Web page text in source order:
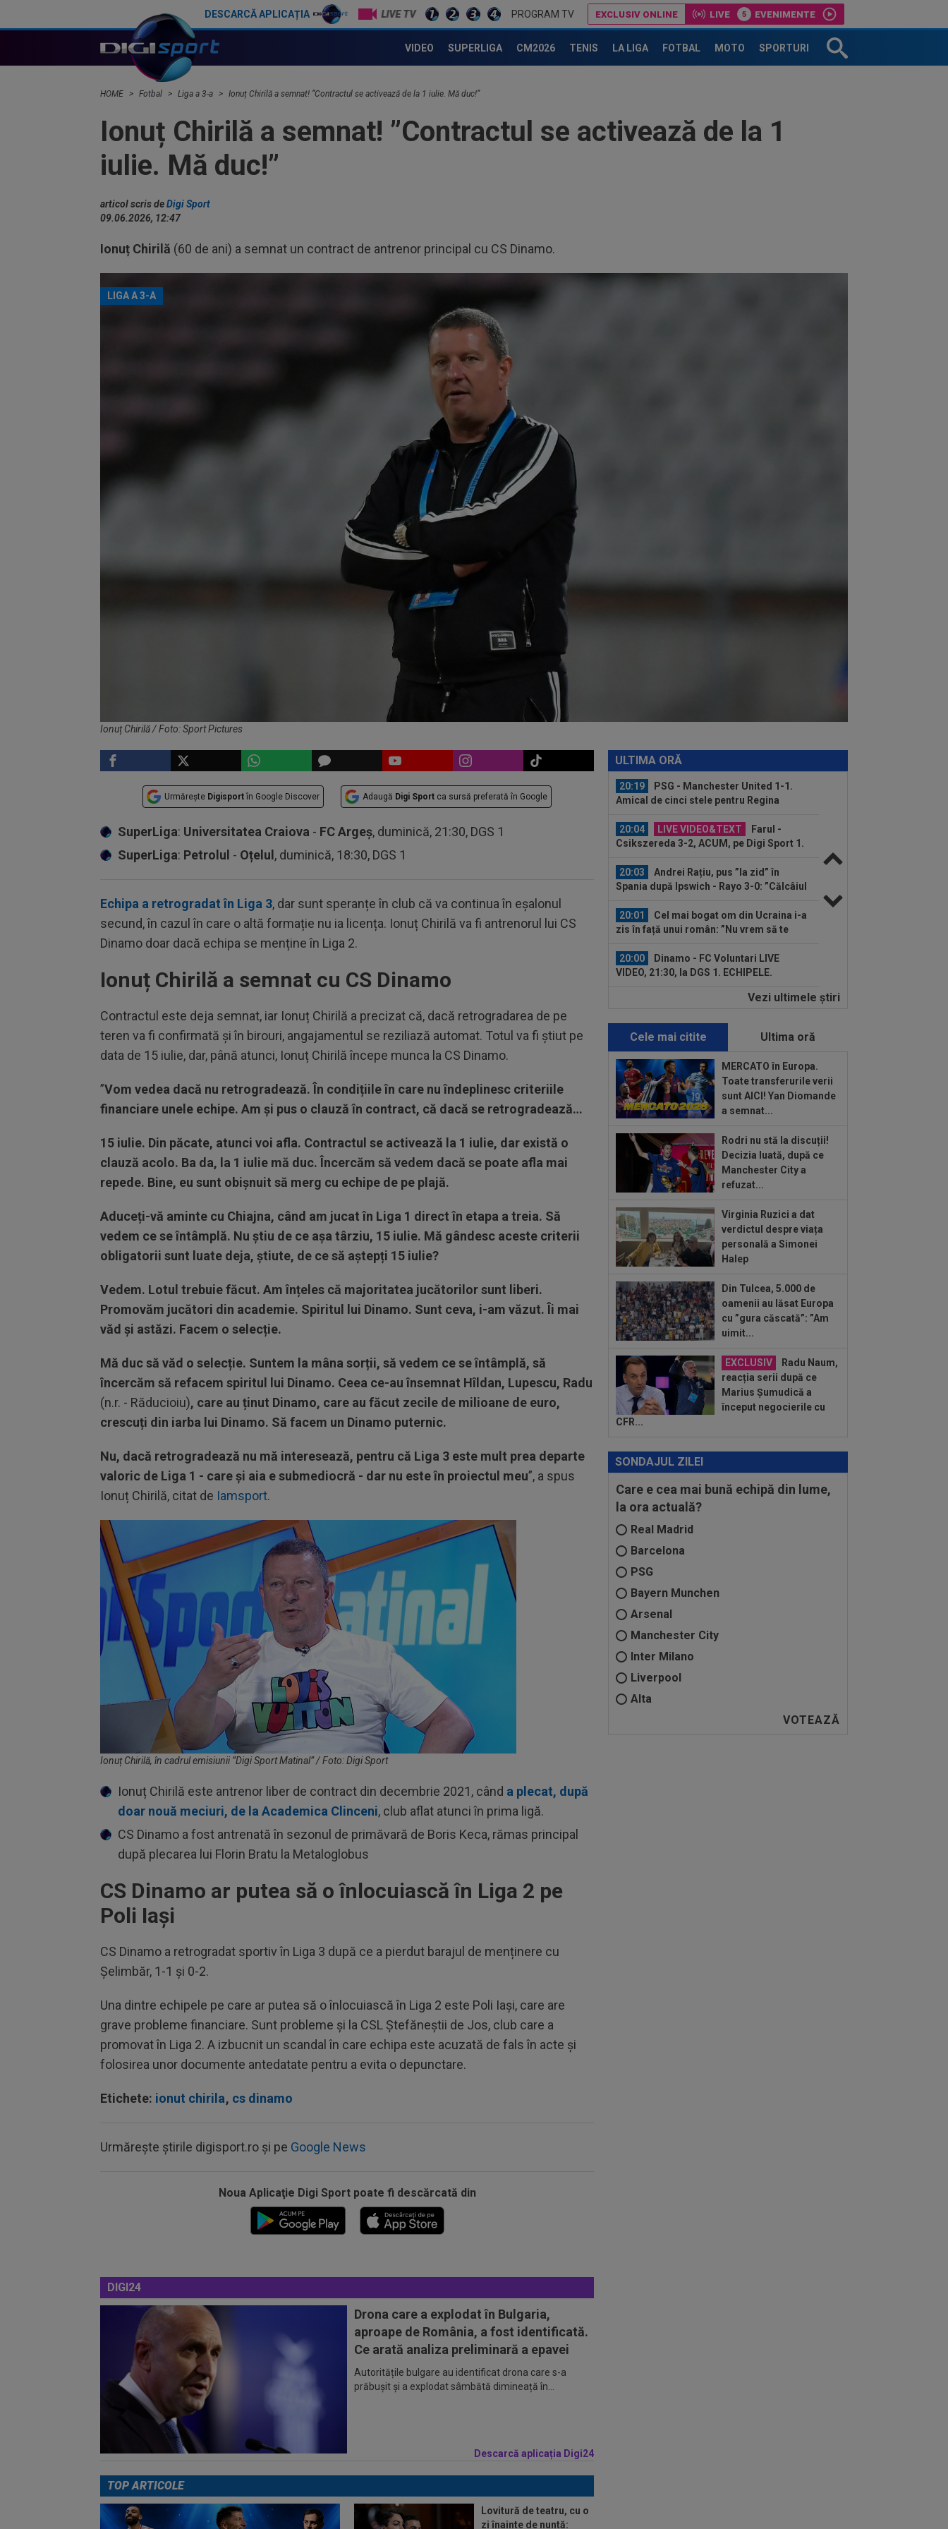
DESCARCĂ APLICAȚIA LIVE TV PROGRAM TV EXCLUSIV ONLINE LIVE EVENIMENTE
VIDEO SUPERLIGA CM2026 TENIS LA LIGA FOTBAL MOTO SPORTURI
HOME Fotbal Liga a 3-a Ionuț Chirilă a semnat! ”Contractul se activează de la 1 iulie. Mă duc!”
Ionuț Chirilă a semnat! ”Contractul se activează de la 1
iulie. Mă duc!”
articol scris deDigi Sport
09.06.2026, 12:47
Ionuț Chirilă (60 de ani) a semnat un contract de antrenor principal cu CS Dinamo.
LIGA A 3-A
Ionuț Chirilă / Foto: Sport Pictures
Urmărește Digisport în Google Discover Adaugă Digi Sport ca sursă preferată în Google
SuperLiga: Universitatea Craiova - FC Argeș, duminică, 21:30, DGS 1
SuperLiga: Petrolul - Oțelul , duminică, 18:30, DGS 1
Echipa a retrogradat în Liga 3, dar sunt speranțe în club că va continua în eșalonul
secund, în cazul în care o altă formație nu ia licența. Ionuț Chirilă va fi antrenorul lui CS
Dinamo doar dacă echipa se menține în Liga 2.
Ionuț Chirilă a semnat cu CS Dinamo
Contractul este deja semnat, iar Ionuț Chirilă a precizat că, dacă retrogradarea de pe
teren va fi confirmată și în birouri, angajamentul se reziliază automat. Totul va fi știut pe
data de 15 iulie, dar, până atunci, Ionuț Chirilă începe munca la CS Dinamo.
”Vom vedea dacă nu retrogradează. În condițiile în care nu îndeplinesc criteriile
financiare unele echipe. Am și pus o clauză în contract, că dacă se retrogradează…
15 iulie. Din păcate, atunci voi afla. Contractul se activează la 1 iulie, dar există o
clauză acolo. Ba da, la 1 iulie mă duc. Încercăm să vedem dacă se poate afla mai
repede. Bine, eu sunt obișnuit să merg cu echipe de pe plajă.
Aduceți-vă aminte cu Chiajna, când am jucat în Liga 1 direct în etapa a treia. Să
vedem ce se întâmplă. Nu știu de ce așa târziu, 15 iulie. Mă gândesc aceste criterii
obligatorii sunt luate deja, știute, de ce să aștepți 15 iulie?
Vedem. Lotul trebuie făcut. Am înțeles că majoritatea jucătorilor sunt liberi.
Promovăm jucători din academie. Spiritul lui Dinamo. Sunt ceva, i-am văzut. Îi mai
văd și astăzi. Facem o selecție.
Mă duc să văd o selecție. Suntem la mâna sorții, să vedem ce se întâmplă, să
încercăm să refacem spiritul lui Dinamo. Ceea ce-au însemnat Hîldan, Lupescu, Radu
(n.r. - Răducioiu), care au ținut Dinamo, care au făcut zecile de milioane de euro,
crescuți din iarba lui Dinamo. Să facem un Dinamo puternic.
Nu, dacă retrogradează nu mă interesează, pentru că Liga 3 este mult prea departe
valoric de Liga 1 - care și aia e submediocră - dar nu este în proiectul meu”, a spus
Ionuț Chirilă, citat de Iamsport.
Ionuț Chirilă, în cadrul emisiunii ”Digi Sport Matinal” / Foto: Digi Sport
Ionuț Chirilă este antrenor liber de contract din decembrie 2021, când a plecat, după
doar nouă meciuri, de la Academica Clinceni, club aflat atunci în prima ligă.
CS Dinamo a fost antrenată în sezonul de primăvară de Boris Keca, rămas principal
după plecarea lui Florin Bratu la Metaloglobus
CS Dinamo ar putea să o înlocuiască în Liga 2 pe
Poli Iași
CS Dinamo a retrogradat sportiv în Liga 3 după ce a pierdut barajul de menținere cu
Șelimbăr, 1-1 și 0-2.
Una dintre echipele pe care ar putea să o înlocuiască în Liga 2 este Poli Iași, care are
grave probleme financiare. Sunt probleme și la CSL Ștefăneștii de Jos, club care a
promovat în Liga 2. A izbucnit un scandal în care echipa este acuzată de fals în acte și
folosirea unor documente antedatate pentru a evita o depunctare.
Etichete: ionut chirila, cs dinamo
Urmărește știrile digisport.ro și pe Google News
Noua Aplicaţie Digi Sport poate fi descărcată din
DIGI24
Drona care a explodat în Bulgaria,
aproape de România, a fost identificată.
Ce arată analiza preliminară a epavei
Autoritățile bulgare au identificat drona care s-a
prăbușit și a explodat sâmbătă dimineață în...
Descarcă aplicația Digi24
ULTIMA ORĂ
român la următoarea echipă: ”În două...
20:19
PSG - Manchester United 1-1.
Amical de cinci stele pentru Regina
20:04
LIVE VIDEO&TEXT
Farul -
Csikszereda 3-2, ACUM, pe Digi Sport 1.
20:03
Andrei Rațiu, pus ”la zid” în
Spania după Ipswich - Rayo 3-0: ”Călcâiul
20:01
Cel mai bogat om din Ucraina i-a
zis în față unui român: ”Nu vrem să te
20:00
Dinamo - FC Voluntari LIVE
VIDEO, 21:30, la DGS 1. ECHIPELE.
Ce se întâmplă cu ultimul jucător
19:37
OUT! Jucătorul care a plecat de la
Dinamo chiar în ziua meciului cu FC
Voluntari
19:30
Total neașteptat! Cadoul
neobișnuit primit de Mohamed Salah,
după ce a semnat...
ce l-a dat pe Ronald Araujo! Prețul...
Au bătut palma! Zeljko Kopic ia un
român la următoarea echipă: ”În două...
20:19
PSG - Manchester United 1-1.
Amical de cinci stele pentru Regina
Europei...
20:04
LIVE VIDEO&TEXT
GOOOL! Czekus a realizat...
20:03
Andrei Rațiu, pus ”la zid” în
Spania după Ipswich - Rayo 3-0: ”Călcâiul
lui...
zis în față unui român: ”Nu vrem să te
mai...
Vezi ultimele ştiri
Cele mai citite Ultima oră
MERCATO în Europa.
Toate transferurile verii
sunt AICI! Yan Diomande
a semnat...
Rodri nu stă la discuții!
Decizia luată, după ce
Manchester City a
refuzat...
Virginia Ruzici a dat
verdictul despre viața
personală a Simonei
Halep
Din Tulcea, 5.000 de
oamenii au lăsat Europa
cu ”gura căscată”: ”Am
uimit...
EXCLUSIV
Radu Naum,
reacția serii după ce
Marius Șumudică a
început negocierile cu
CFR...
SONDAJUL ZILEI
Care e cea mai bună echipă din lume,
la ora actuală?
Real Madrid
Barcelona
PSG
Bayern Munchen
Arsenal
Manchester City
Inter Milano
Liverpool
Alta
TOP ARTICOLE
Lovitură de teatru, cu o
zi înainte de nuntă: